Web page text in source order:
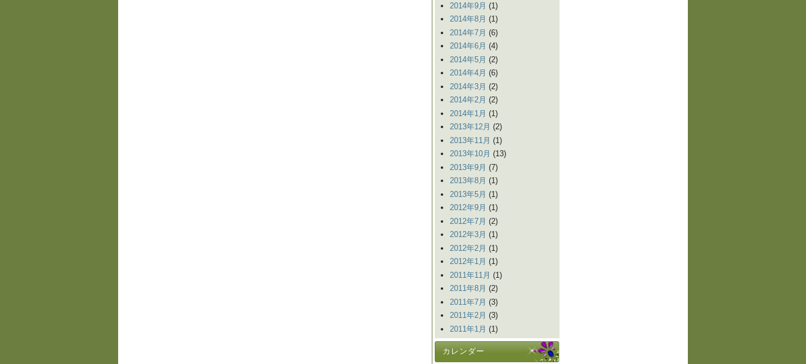
2014年9月 (1)
2014年8月 (1)
2014年7月 (6)
2014年6月 (4)
2014年5月 (2)
2014年4月 (6)
2014年3月 (2)
2014年2月 (2)
2014年1月 (1)
2013年12月 (2)
2013年11月 (1)
2013年10月 (13)
2013年9月 (7)
2013年8月 (1)
2013年5月 (1)
2012年9月 (1)
2012年7月 (2)
2012年3月 (1)
2012年2月 (1)
2012年1月 (1)
2011年11月 (1)
2011年8月 (2)
2011年7月 (3)
2011年2月 (3)
2011年1月 (1)
カレンダー